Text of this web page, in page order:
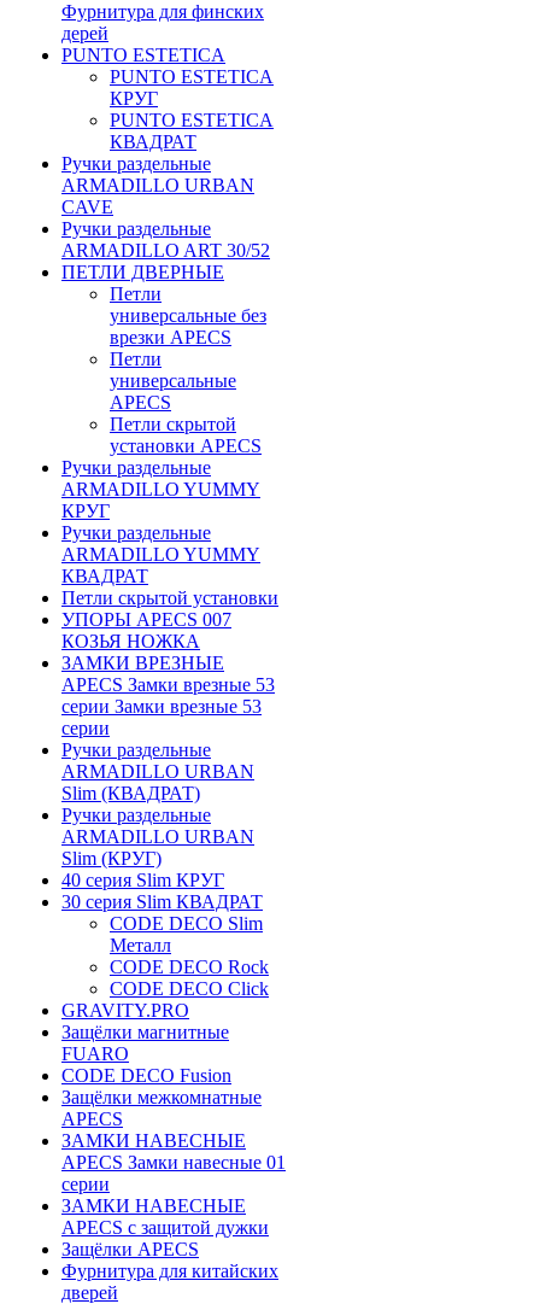
Фурнитура для финских
дерей
PUNTO ESTETICA
PUNTO ESTETICA
КРУГ
PUNTO ESTETICA
КВАДРАТ
Ручки раздельные
ARMADILLO URBAN
CAVE
Ручки раздельные
ARMADILLO ART 30/52
ПЕТЛИ ДВЕРНЫЕ
Петли
универсальные без
врезки APECS
Петли
универсальные
APECS
Петли скрытой
установки APECS
Ручки раздельные
ARMADILLO YUMMY
КРУГ
Ручки раздельные
ARMADILLO YUMMY
КВАДРАТ
Петли скрытой установки
УПОРЫ APECS 007
КОЗЬЯ НОЖКА
ЗАМКИ ВРЕЗНЫЕ
APECS Замки врезные 53
серии Замки врезные 53
серии
Ручки раздельные
ARMADILLO URBAN
Slim (КВАДРАТ)
Ручки раздельные
ARMADILLO URBAN
Slim (КРУГ)
40 серия Slim КРУГ
30 серия Slim КВАДРАТ
CODE DECO Slim
Металл
CODE DECO Rock
CODE DECO Click
GRAVITY.PRO
Защёлки магнитные
FUARO
CODE DECO Fusion
Защёлки межкомнатные
APECS
ЗАМКИ НАВЕСНЫЕ
APECS Замки навесные 01
серии
ЗАМКИ НАВЕСНЫЕ
APECS с защитой дужки
Защёлки APECS
Фурнитура для китайских
дверей